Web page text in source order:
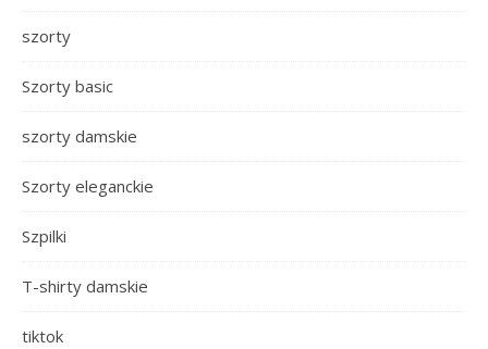
szorty
Szorty basic
szorty damskie
Szorty eleganckie
Szpilki
T-shirty damskie
tiktok